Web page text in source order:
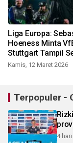
Liga Europa:
Hoeness Minta
Stuttgart Tampil
Hadapi FC Porto
Kamis, 12 Maret 2026
Terpopuler -
4